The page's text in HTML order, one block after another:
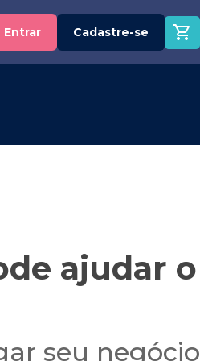
Entrar Cadastre-se
ajudar o
seu negócio